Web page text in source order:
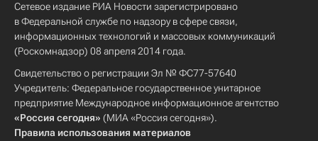
Сетевое издание РИА Новости зарегистрировано
в Федеральной службе по надзору в сфере связи,
информационных технологий и массовых коммуникаций
(Роскомнадзор) 08 апреля 2014 года.
Свидетельство о регистрации Эл № ФС77-57640
Учредитель: Федеральное государственное унитарное
предприятие Международное информационное агентство
«Россия сегодня» (МИА «Россия сегодня»).
Правила использования материалов